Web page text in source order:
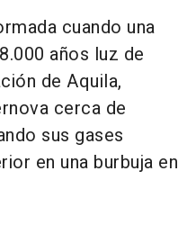
cuando una
años luz de
de Aquila,
cerca de
sus gases
en una burbuja en